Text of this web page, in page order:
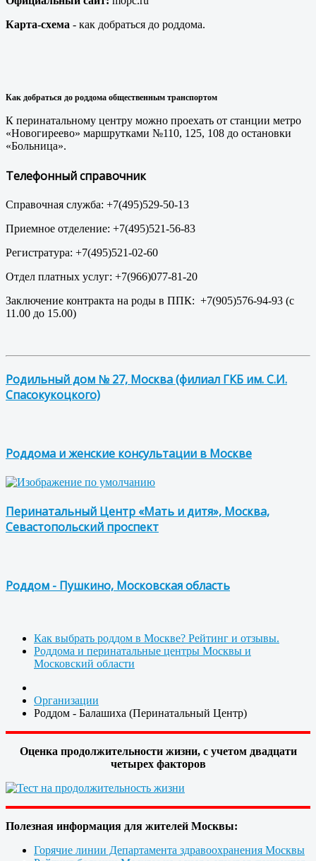
Карта-схема - как добраться до роддома.
Как добраться до роддома общественным транспортом
К перинатальному центру можно проехать от станции метро
«Новогиреево» маршрутками №110, 125, 108 до остановки
«Больница».
Телефонный справочник
Справочная служба: +7(495)529-50-13
Приемное отделение: +7(495)521-56-83
Регистратура: +7(495)521-02-60
Отдел платных услуг: +7(966)077-81-20
Заключение контракта на роды в ППК: +7(905)576-94-93 (с
11.00 до 15.00)
Родильный дом № 27, Москва (филиал ГКБ им. С.И.
Спасокукоцкого)
Роддома и женские консультации в Москве
Перинатальный Центр «Мать и дитя», Москва,
Севастопольский проспект
Роддом - Пушкино, Московская область
Как выбрать роддом в Москве? Рейтинг и отзывы.
Роддома и перинатальные центры Москвы и
Московский области
Организации
Роддом - Балашиха (Перинатальный Центр)
Оценка продолжительности жизни, с учетом двадцати
четырех факторов
Полезная информация для жителей Москвы:
Горячие линии Департамента здравоохранения Москвы